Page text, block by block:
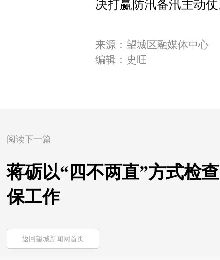
决打赢防汛备汛主动
来源：望城区融媒体中心
编辑：史旺
阅读下一篇
蒋砺以“四不两直”方式检
保工作
返回望城新闻网首页